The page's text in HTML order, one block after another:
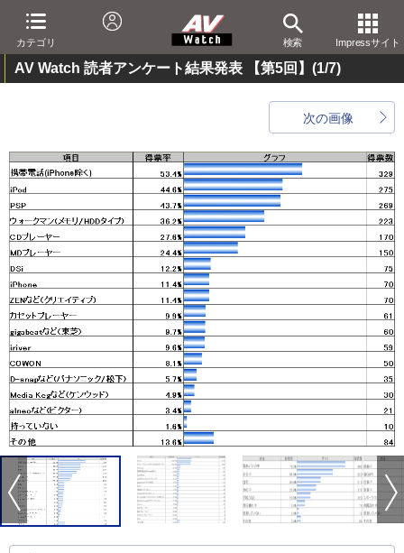
カテゴリ 検索 Impressサイト
AV Watch 読者アンケート結果発表 【第5回】 (1/7)
次の画像